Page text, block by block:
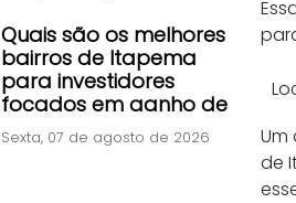
Quais são os melhores
bairros de Itapema
para investidores
focados em ganho de
capital rápido?
Sexta, 07 de agosto de 2026
Um
de